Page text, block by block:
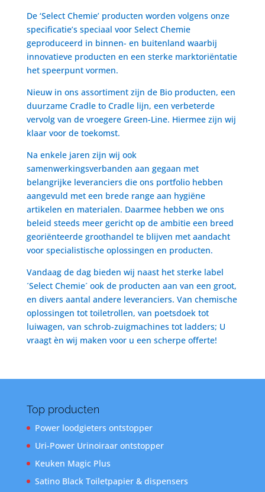
De ‘Select Chemie’ producten worden volgens onze
specificatie’s speciaal voor Select Chemie
geproduceerd in binnen- en buitenland waarbij
innovatieve producten en een sterke marktoriëntatie
het speerpunt vormen.
Nieuw in ons assortiment zijn de Bio producten, een
duurzame Cradle to Cradle lijn, een verbeterde
vervolg van de vroegere Green-Line. Hiermee zijn wij
klaar voor de toekomst.
Na enkele jaren zijn wij ook
samenwerkingsverbanden aan gegaan met
belangrijke leveranciers die ons portfolio hebben
aangevuld met een brede range aan hygiëne
artikelen en materialen. Daarmee hebben we ons
beleid steeds meer gericht op de ambitie een breed
georiënteerde groothandel te blijven met aandacht
voor specialistische oplossingen en producten.
Vandaag de dag bieden wij naast het sterke label
´Select Chemie´ ook de producten aan van een groot,
en divers aantal andere leveranciers. Van chemische
oplossingen tot toiletrollen, van poetsdoek tot
luiwagen, van schrob-zuigmachines tot ladders; U
vraagt èn wij maken voor u een scherpe offerte!
Top producten
Power loodgieters ontstopper
Uri-Power Urinoiraar ontstopper
Keuken Magic Plus
Satino Black Toiletpapier & dispensers